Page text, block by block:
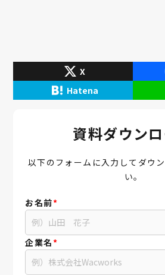
X
Hatena
資料ダウン
以下のフォームに入力してダウ
い。
お名前*
企業名*